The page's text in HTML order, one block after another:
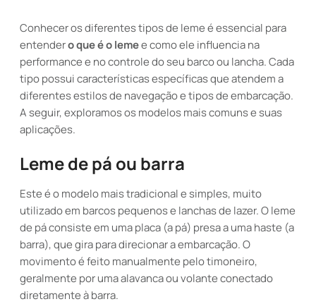
Conhecer os diferentes tipos de leme é essencial para
entendero que é o lemee como ele influencia na
performance e no controle do seu barco ou lancha. Cada
tipo possui características específicas que atendem a
diferentes estilos de navegação e tipos de embarcação.
A seguir, exploramos os modelos mais comuns e suas
aplicações.
Leme de pá ou barra
Este é o modelo mais tradicional e simples, muito
utilizado em barcos pequenos e lanchas de lazer. O leme
de pá consiste em uma placa (a pá) presa a uma haste (a
barra), que gira para direcionar a embarcação. O
movimento é feito manualmente pelo timoneiro,
geralmente por uma alavanca ou volante conectado
diretamente à barra.